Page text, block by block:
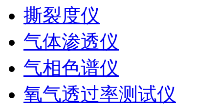
撕裂度仪
气体渗透仪
气相色谱仪
氧气透过率测试仪